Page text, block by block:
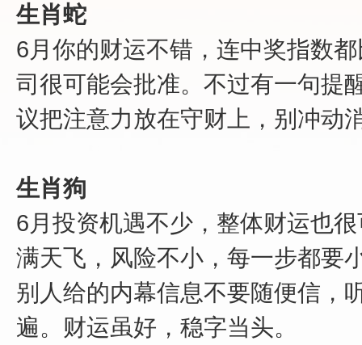
生肖蛇
6月你的财运不错，连中奖指数
司很可能会批准。不过有一句提
议把注意力放在守财上，别冲动
生肖狗
6月投资机遇不少，整体财运也
满天飞，风险不小，每一步都要
别人给的内幕信息不要随便信，
遍。财运虽好，稳字当头。